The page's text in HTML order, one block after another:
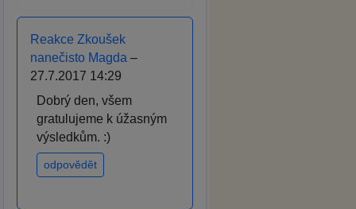
Reakce Zkoušek
nanečisto Magda –
27.7.2017 14:29
Dobrý den, všem
gratulujeme k úžasným
výsledkům. :)
odpovědět